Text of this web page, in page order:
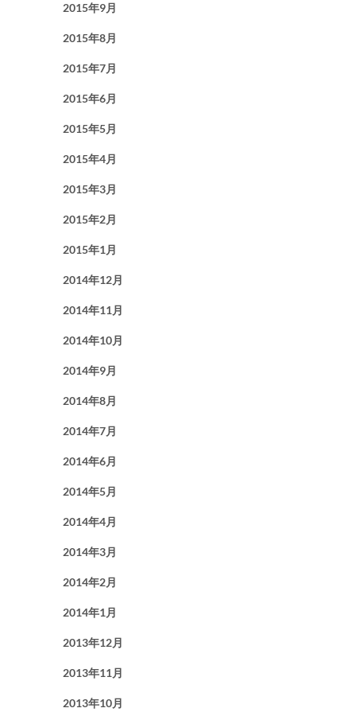
2015年9月
2015年8月
2015年7月
2015年6月
2015年5月
2015年4月
2015年3月
2015年2月
2015年1月
2014年12月
2014年11月
2014年10月
2014年9月
2014年8月
2014年7月
2014年6月
2014年5月
2014年4月
2014年3月
2014年2月
2014年1月
2013年12月
2013年11月
2013年10月